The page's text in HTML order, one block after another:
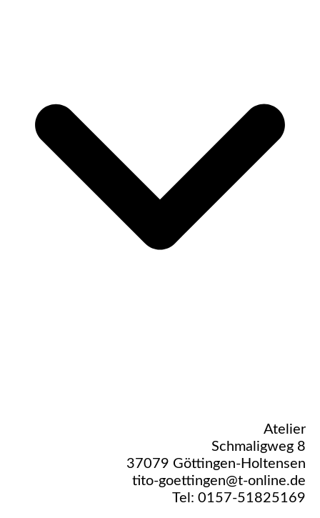
Atelier
Schmaligweg 8
37079 Göttingen-Holtensen
tito-goettingen@t-online.de
Tel: 0157-51825169